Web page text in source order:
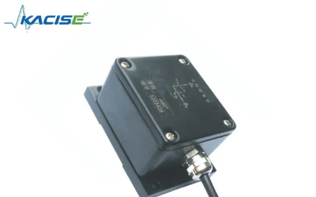
Kacise
Optronics